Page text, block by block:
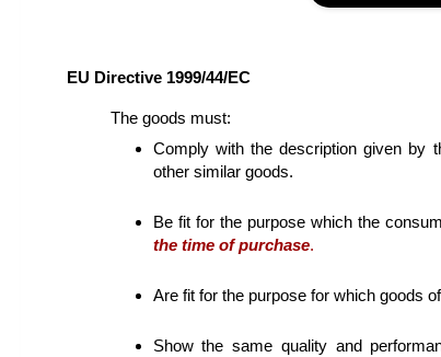
EU Directive 1999/44/EC
The goods must:
Comply with the description given by
other similar goods.
Be fit for the purpose which the
the time of purchase.
Are fit for the purpose for which goods
Show the same quality and